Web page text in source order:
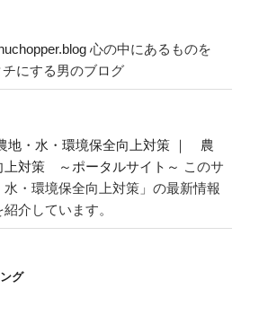
心の中にあるものを
にする男のブログ
地・水・環境保全向上対策 ｜ 農
上対策 ～ポータルサイト～ このサ
・環境保全向上対策」の最新情報
介しています。
グ